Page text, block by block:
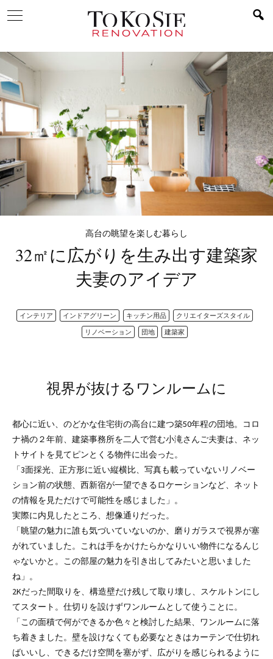
高台の眺望を楽しむ暮らし
32㎡に広がりを生み出す建築家
夫妻のアイデア
インテリア インドアグリーン キッチン用品
クリエイターズスタイル
リノベーション
団地 建築家
視界が抜けるワンルームに
都心に近い、のどかな住宅街の高台に建つ築50年程の団地。コロ
ナ禍の２年前、建築事務所を二人で営む小滝さんご夫妻は、ネッ
トサイトを見てピンとくる物件に出会った。
「3面採光、正方形に近い縦横比、写真も載っていないリノベー
ション前の状態、西新宿が一望できるロケーションなど、ネット
の情報を見ただけで可能性を感じました」。
実際に内見したところ、想像通りだった。
「眺望の魅力に誰も気づいていないのか、磨りガラスで視界が塞
がれていました。これは手をかけたらかなりいい物件になるんじ
ゃないかと。この部屋の魅力を引き出してみたいと思いました
ね」。
2Kだった間取りを、構造壁だけ残して取り壊し、スケルトンにし
てスタート。仕切りを設けずワンルームとして使うことに。
「この面積で何ができるか色々と検討した結果、ワンルームに落
ち着きました。壁を設けなくても必要なときはカーテンで仕切れ
ばいいし、できるだけ空間を塞がず、広がりを感じられるように